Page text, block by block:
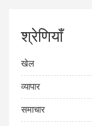
श्रेणियाँ
खेल
व्यापार
समाचार